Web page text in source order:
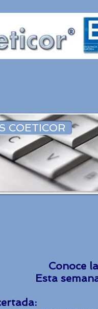
COETICOR
Conoce
Esta